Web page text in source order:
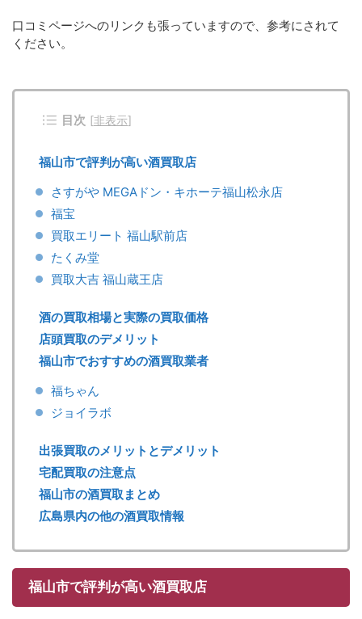
口コミページへのリンクも張っていますので、参考にされて
ください。
目次 [非表示]
福山市で評判が高い酒買取店
さすがや MEGAドン・キホーテ福山松永店
福宝
買取エリート 福山駅前店
たくみ堂
買取大吉 福山蔵王店
酒の買取相場と実際の買取価格
店頭買取のデメリット
福山市でおすすめの酒買取業者
福ちゃん
ジョイラボ
出張買取のメリットとデメリット
宅配買取の注意点
福山市の酒買取まとめ
広島県内の他の酒買取情報
福山市で評判が高い酒買取店